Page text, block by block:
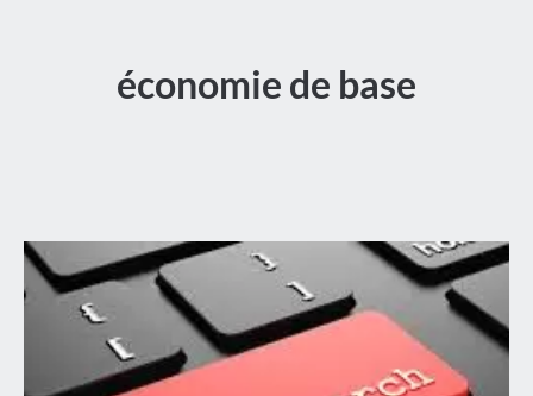
économie de base